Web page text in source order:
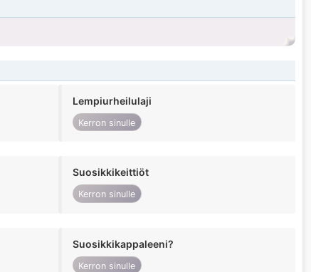
Lempiurheilulaji
Kerron sinulle
Suosikkikeittiöt
Kerron sinulle
Suosikkikappaleeni?
Kerron sinulle